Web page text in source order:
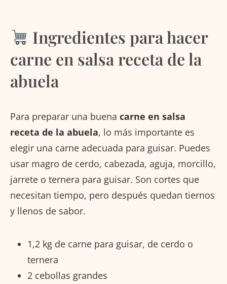
Ingredientes para hacer
carne en salsa receta de la
abuela
Para preparar una buena carne en salsa
receta de la abuela, lo más importante es
elegir una carne adecuada para guisar. Puedes
usar magro de cerdo, cabezada, aguja, morcillo,
jarrete o ternera para guisar. Son cortes que
necesitan tiempo, pero después quedan tiernos
y llenos de sabor.
1,2 kg de carne para guisar, de cerdo o
ternera
2 cebollas grandes